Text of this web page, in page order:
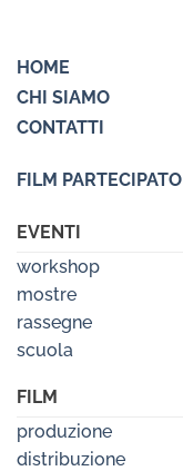
HOME
CHI SIAMO
CONTATTI
FILM PARTECIPATO
EVENTI
workshop
mostre
rassegne
scuola
FILM
produzione
distribuzione